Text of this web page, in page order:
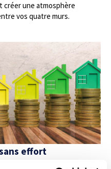
créer une atmosphère
vos quatre murs.
effort